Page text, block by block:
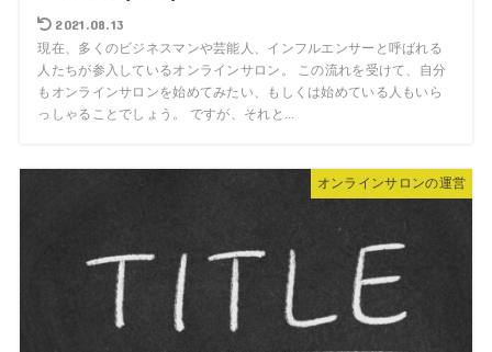
2021.08.13
現在、多くのビジネスマンや芸能人、インフルエンサーと呼ばれる
人たちが参入しているオンラインサロン。 この流れを受けて、自分
もオンラインサロンを始めてみたい、もしくは始めている人もいら
っしゃることでしょう。 ですが、それと...
オンラインサロンの運営